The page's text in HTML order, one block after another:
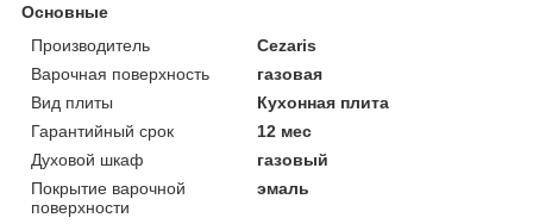
Основные
Производитель
Cezaris
Варочная поверхность
газовая
Вид плиты
Кухонная плита
Гарантийный срок
12 мес
Духовой шкаф
газовый
Покрытие варочной
поверхности
эмаль